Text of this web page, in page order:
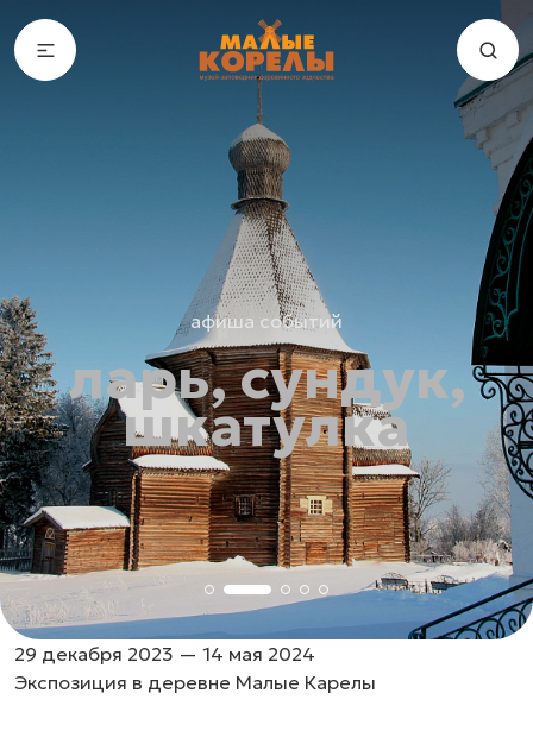
афиша событий
ларь, сундук,
шкатулка
29 декабря 2023 — 14 мая 2024
Экспозиция в деревне Малые Карелы